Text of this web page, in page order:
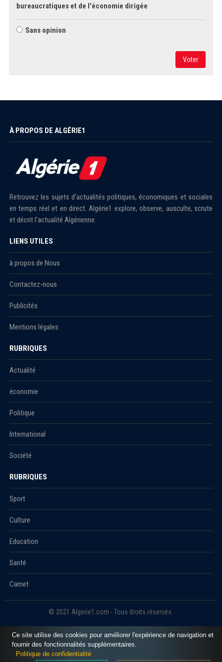
bureaucratiques et de l'économie dirigée
Sans opinion
Voter
À PROPOS DE ALGÉRIE1
Retrouvez les sujets d'actualités politiques, économiques et sociales
en temps réel et en direct. Algérie1 explore, observe, ausculte, scrute
et décrit l'actualité Algérienne.
LIENS UTILES
à propos de Nous
Contactez-nous
Publicités
Mentions légales
RUBRIQUES
Actualité
économie
Politique
International
Société
RUBRIQUES
Sport
Culture
Education
Santé
Carnet
© 2021 Algerie1.com - Tous droits réservés.
Ce site utilise des cookies pour améliorer l'expérience de navigation et
fournir des fonctionnalités supplémentaires.
Politique de confidentialité